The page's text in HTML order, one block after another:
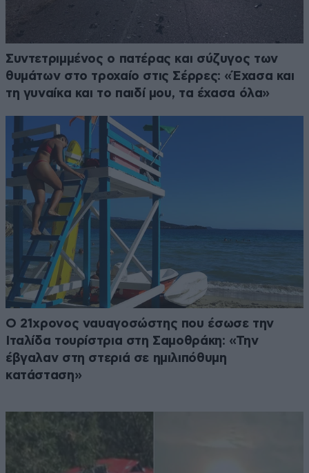
Συντετριμμένος ο πατέρας και σύζυγος των
θυμάτων στο τροχαίο στις Σέρρες: «Έχασα και
τη γυναίκα και το παιδί μου, τα έχασα όλα»
Ο 21χρονος ναυαγοσώστης που έσωσε την
Ιταλίδα τουρίστρια στη Σαμοθράκη: «Την
έβγαλαν στη στεριά σε ημιλιπόθυμη
κατάσταση»